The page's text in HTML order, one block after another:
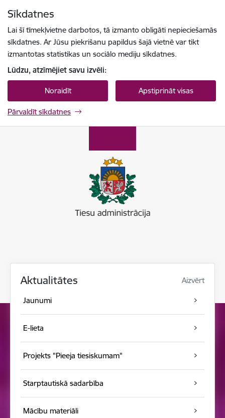
Sīkdatnes
Lai šī tīmekļvietne darbotos, tā izmanto obligāti nepieciešamās
sīkdatnes. Ar Jūsu piekrišanu papildus šajā vietnē var tikt
izmantotas statistikas un sociālo mediju sīkdatnes.
Lūdzu, atzīmējiet savu izvēli:
Noraidīt Apstiprināt visas
Pārvaldīt sīkdatnes
Aktualitātes Aizvērt
Jaunumi
E-lieta
Projekts "Pieeja tiesiskumam"
Starptautiskā sadarbība
Mācību materiāli